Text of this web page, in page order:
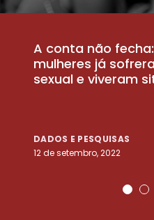
A conta não
mulheres já
sexual e viveram
DADOS E PESQUISAS
12 de setembro, 2022